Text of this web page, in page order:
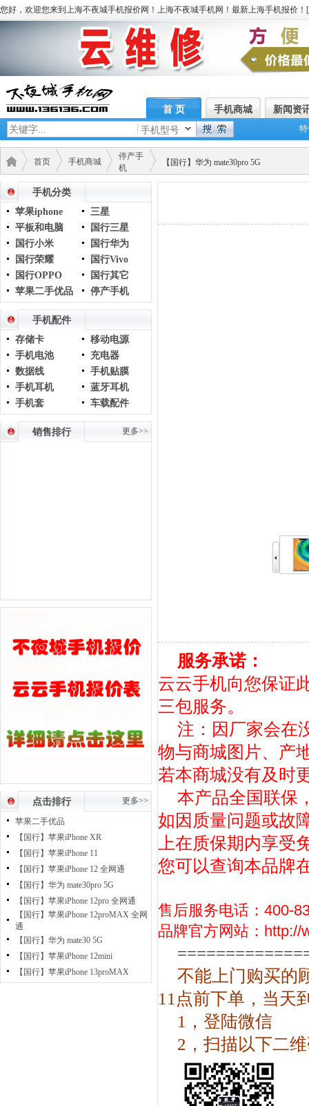
您好，欢迎您来到上海不夜城手机报价网！上海不夜城手机网！最新上海手机报价！[
首 页 手机商城
新闻资
手机型号
首页 手机商城
停产手
机
【国行】华为 mate30pro 5G
手机分类
苹果iphone
三星
平板和电脑
国行三星
国行小米
国行华为
国行荣耀
国行Vivo
国行OPPO
国行其它
苹果二手优品
停产手机
手机配件
存储卡
移动电源
手机电池
充电器
数据线
手机贴膜
手机耳机
蓝牙耳机
手机套
车载配件
销售排行 更多>>
点击排行 更多>>
苹果二手优品
【国行】苹果iPhone XR
【国行】苹果iPhone 11
【国行】苹果iPhone 12 全网通
【国行】华为 mate30pro 5G
【国行】苹果iPhone 12pro 全网通
【国行】苹果iPhone 12proMAX 全网
通
【国行】华为 mate30 5G
【国行】苹果iPhone 12mini
【国行】苹果iPhone 13proMAX
服务承诺：
云云手机向您保证
三包服务。
注：因厂家会在
物与商城图片、产
若本商城没有及时
本产品全国联保
如因质量问题或故
上在质保期内享受
您可以查询本品牌
售后服务电话：400-
品牌官方网站： http://
不能上门购买的
11点前下单，当天
1，登陆微信
2，扫描以下二